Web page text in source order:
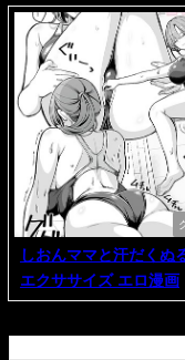
しおんママと汗だくぬ
エクササイズ エロ漫画